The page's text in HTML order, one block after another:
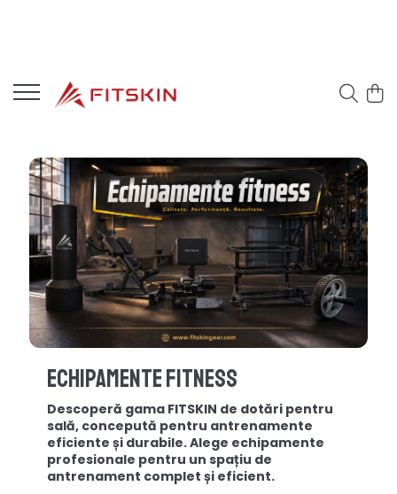
Echipamente Fitness
Descoperă gama FITSKIN de dotări pentru
sală, concepută pentru antrenamente
eficiente și durabile. Alege echipamente
profesionale pentru un spațiu de
antrenament complet și eficient.